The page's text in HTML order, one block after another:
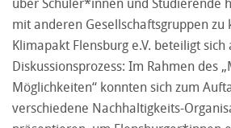
mit anderen Gesellschaftsgruppen zu
Klimapakt Flensburg e.V. beteiligt sich
Diskussionsprozess: Im Rahmen des
Möglichkeiten“ konnten sich zum
verschiedene Nachhaltigkeits-